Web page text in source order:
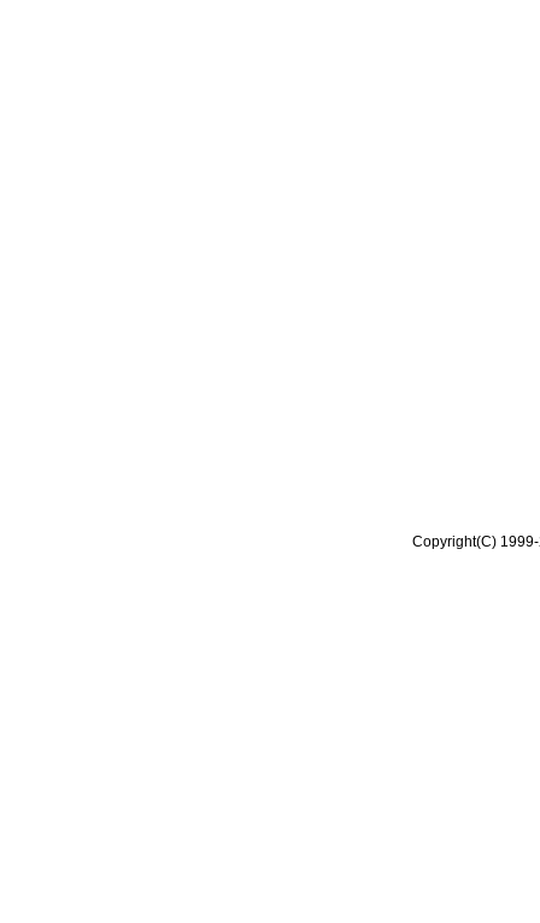
Copyright(C)